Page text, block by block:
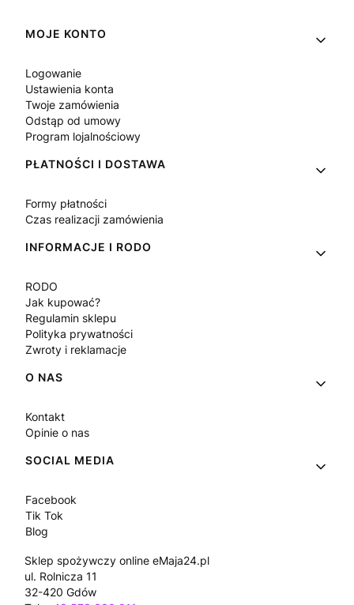
Linki w stopce
MOJE KONTO
Logowanie
Ustawienia konta
Twoje zamówienia
Odstąp od umowy
Program lojalnościowy
PŁATNOŚCI I DOSTAWA
Formy płatności
Czas realizacji zamówienia
INFORMACJE I RODO
RODO
Jak kupować?
Regulamin sklepu
Polityka prywatności
Zwroty i reklamacje
O NAS
Kontakt
Opinie o nas
SOCIAL MEDIA
Facebook
Tik Tok
Blog
Sklep spożywczy online eMaja24.pl
ul. Rolnicza 11
32-420 Gdów